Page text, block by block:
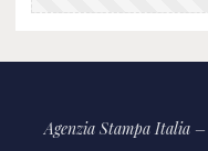
Agenzia Stampa Italia